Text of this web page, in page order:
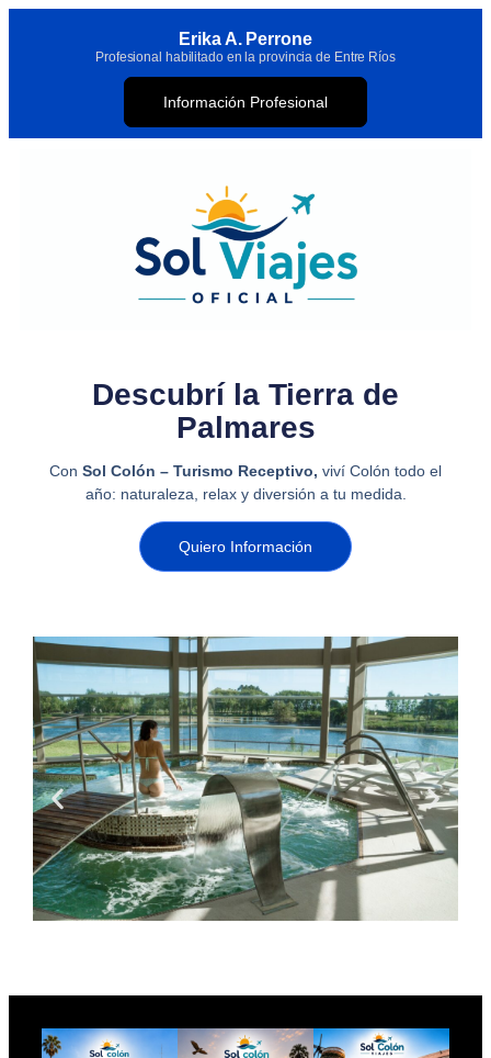
Erika A. Perrone
Profesional habilitado en la provincia de Entre Ríos
Información Profesional
Descubrí la Tierra de
Palmares
Con Sol Colón – Turismo Receptivo, viví Colón todo el
año: naturaleza, relax y diversión a tu medida.
Quiero Información